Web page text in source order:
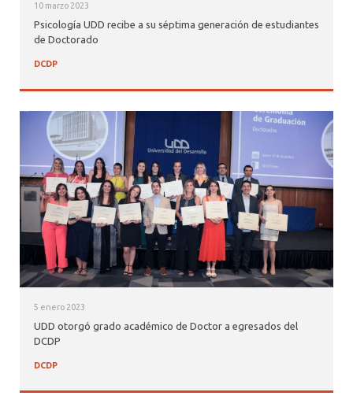
10 marzo 2023
Psicología UDD recibe a su séptima generación de estudiantes
de Doctorado
DCDP
5 enero 2023
UDD otorgó grado académico de Doctor a egresados del
DCDP
DCDP